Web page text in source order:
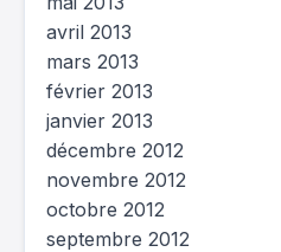
avril 2013
mars 2013
février 2013
janvier 2013
décembre 2012
novembre 2012
octobre 2012
septembre 2012